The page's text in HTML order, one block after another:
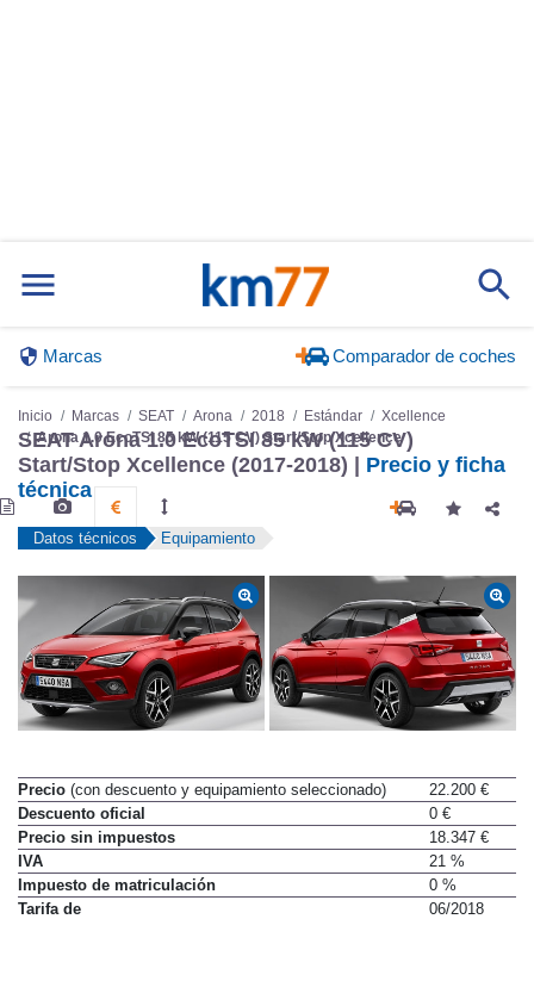
Marcas Comparador de coches
Inicio Marcas SEAT Arona 2018 Estándar
Xcellence
Arona 1.0 EcoTSI 85 kW (115 CV) Start/Stop Xcellence
SEAT Arona 1.0 EcoTSI 85 kW (115 CV)
Start/Stop Xcellence (2017-2018) | Precio y ficha
técnica
Datos técnicos Equipamiento
Precio (con descuento y equipamiento seleccionado)
22.200 €
Descuento oficial
0 €
Precio sin impuestos
18.347 €
IVA
21 %
Impuesto de matriculación
0 %
Tarifa de
06/2018